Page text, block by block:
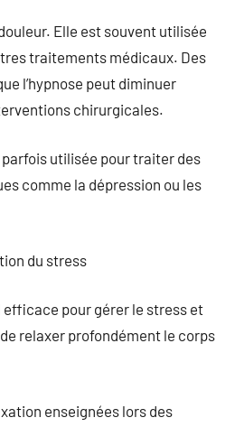
Elle est souvent utilisée
traitements médicaux. Des
l’hypnose peut diminuer
chirurgicales.
parfois utilisée pour traiter des
comme la dépression ou les
du stress
efficace pour gérer le stress et
relaxer profondément le corps
enseignées lors des